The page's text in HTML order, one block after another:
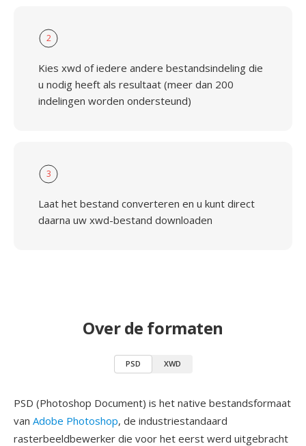
2
Kies xwd of iedere andere bestandsindeling die
u nodig heeft als resultaat (meer dan 200
indelingen worden ondersteund)
3
Laat het bestand converteren en u kunt direct
daarna uw xwd-bestand downloaden
Over de formaten
PSD XWD
PSD (Photoshop Document) is het native bestandsformaat
van Adobe Photoshop, de industriestandaard
rasterbeeldbewerker die voor het eerst werd uitgebracht